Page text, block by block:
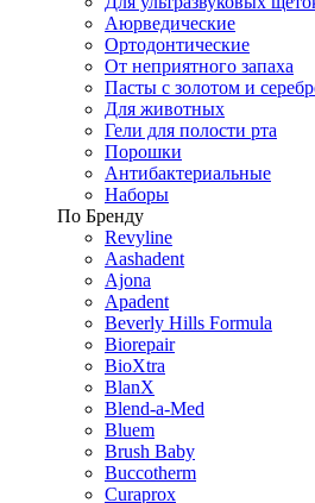
Аюрведические
Ортодонтические
От неприятного запаха
Пасты с золотом и
Для животных
Гели для полости рта
Порошки
Антибактериальные
Наборы
По Бренду
Revyline
Aashadent
Ajona
Apadent
Beverly Hills Formula
Biorepair
BioXtra
BlanX
Blend-a-Med
Bluem
Brush Baby
Buccotherm
Curaprox